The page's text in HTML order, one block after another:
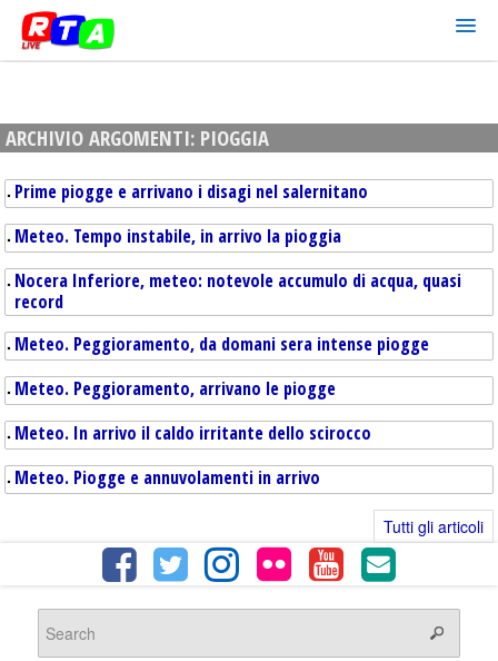
ARCHIVIO ARGOMENTI: PIOGGIA
Prime piogge e arrivano i disagi nel salernitano
Meteo. Tempo instabile, in arrivo la pioggia
Nocera Inferiore, meteo: notevole accumulo di acqua, quasi
record
Meteo. Peggioramento, da domani sera intense piogge
Meteo. Peggioramento, arrivano le piogge
Meteo. In arrivo il caldo irritante dello scirocco
Meteo. Piogge e annuvolamenti in arrivo
Tutti gli articoli